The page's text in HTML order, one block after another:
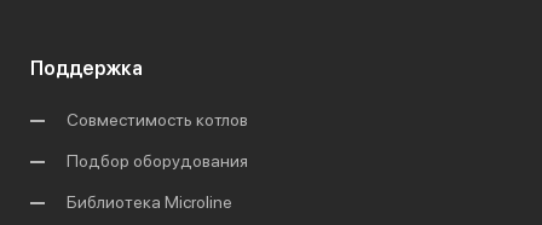
Поддержка
Совместимость котлов
Подбор оборудования
Библиотека Microline